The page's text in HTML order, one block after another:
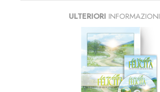
ULTERIORIINFORMAZIONI